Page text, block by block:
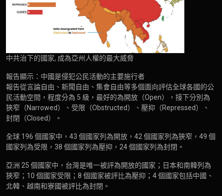
中共治下的國家, 成為亞州人權的最大威脅
報告顯示：中國是侵犯公民活動的主要施行者
報告從言論自由、新聞自由、集會自由等多個面向評估全球各國的公
民活動空間，程度分為 5 級，最好的為開放（Open），接下分別為
狹窄（Narrowed）、受限（Obstructed）、壓抑（Repressed）、
封閉（Closed）。
全球 196 個國家中，43 個國家列為開放，42 個國家列為狹窄，49 個
國家列為受限，38 個國家列為壓抑，24 個國家列為封閉。
亞洲 25 個國家中，台灣是唯一被評為開放的國家；日本和南韓列為
狹窄；10 個國家受限；8 個國家被評比為壓抑；4 個國家包括中國、
北韓、越南和寮國被評比為封閉。